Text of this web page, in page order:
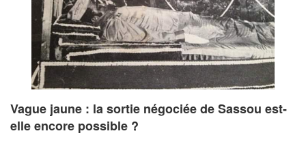
Vague jaune : la sortie négociée de Sassou est-
elle encore possible ?